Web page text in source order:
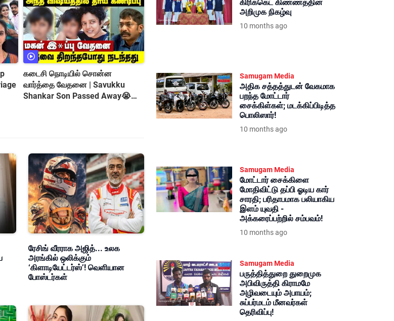
கடைசி நொடியில் சொன்ன
வார்த்தை வேதனை | Savukku
Shankar Son Passed Away😭
ரேசிங் வீரராக அஜித்... உலக
அரங்கில் ஒலிக்கும்
‘கிளாடியேட்டர்ஸ்’! வெளியான
போஸ்டர்கள்
கிரிக்கெட் கிண்ணத்தின்
அறிமுக நிகழ்வு
10 months ago
Samugam Media
அதிக சத்தத்துடன் வேகமாக
பறந்த மோட்டார்
சைக்கிள்கள்; மடக்கிப்பிடித்த
பொலிஸார்!
10 months ago
Samugam Media
மோட்டார் சைக்கிளை
மோதிவிட்டு தப்பி ஓடிய கார்
சாரதி; பரிதாபமாக பலியாகிய
இளம் யுவதி -
அக்கரைப்பற்றில் சம்பவம்!
10 months ago
Samugam Media
பருத்தித்துறை துறைமுக
அபிவிருத்தி கிராமமே
அழிவடையும் அபாயம்;
சுப்பர்மடம் மீனவர்கள்
தெரிவிப்பு!